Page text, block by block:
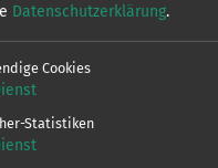
Datenschutzerklärung.
Cookies
Statistiken